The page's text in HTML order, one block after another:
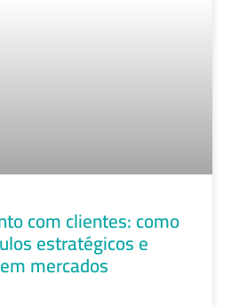
com clientes: como
estratégicos e
mercados